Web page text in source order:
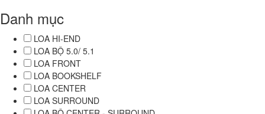
Danh mục
LOA HI-END
LOA BỘ 5.0/ 5.1
LOA FRONT
LOA BOOKSHELF
LOA CENTER
LOA SURROUND